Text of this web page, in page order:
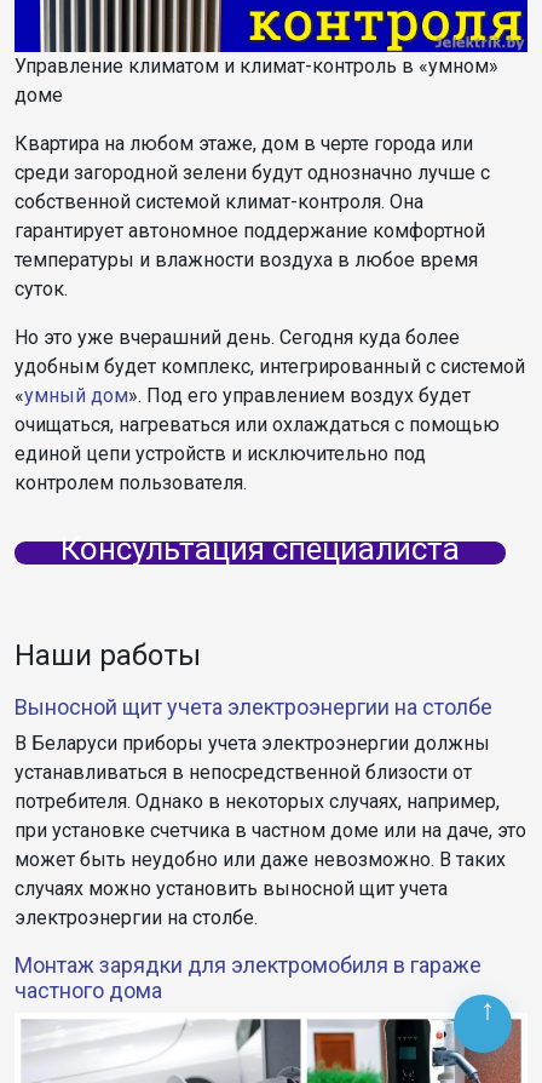
Управление климатом и климат-контроль в «умном»
доме
Квартира на любом этаже, дом в черте города или
среди загородной зелени будут однозначно лучше с
собственной системой климат-контроля. Она
гарантирует автономное поддержание комфортной
температуры и влажности воздуха в любое время
суток.
Но это уже вчерашний день. Сегодня куда более
удобным будет комплекс, интегрированный с системой
«умный дом». Под его управлением воздух будет
очищаться, нагреваться или охлаждаться с помощью
единой цепи устройств и исключительно под
контролем пользователя.
Консультация специалиста
Наши работы
Выносной щит учета электроэнергии на столбе
В Беларуси приборы учета электроэнергии должны
устанавливаться в непосредственной близости от
потребителя. Однако в некоторых случаях, например,
при установке счетчика в частном доме или на даче, это
может быть неудобно или даже невозможно. В таких
случаях можно установить выносной щит учета
электроэнергии на столбе.
Монтаж зарядки для электромобиля в гараже
частного дома